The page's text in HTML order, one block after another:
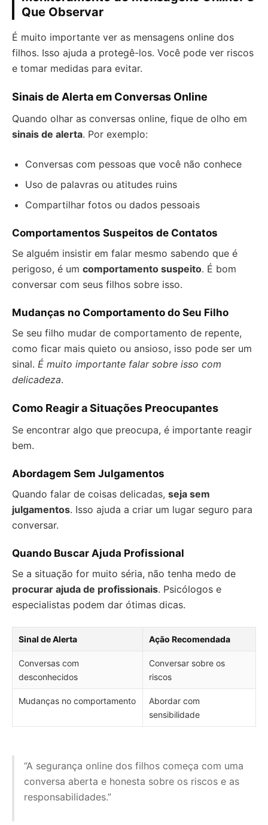
Que Observar
É muito importante ver as mensagens online dos
filhos. Isso ajuda a protegê-los. Você pode ver riscos
e tomar medidas para evitar.
Sinais de Alerta em Conversas Online
Quando olhar as conversas online, fique de olho em
sinais de alerta. Por exemplo:
Conversas com pessoas que você não conhece
Uso de palavras ou atitudes ruins
Compartilhar fotos ou dados pessoais
Comportamentos Suspeitos de Contatos
Se alguém insistir em falar mesmo sabendo que é
perigoso, é um comportamento suspeito. É bom
conversar com seus filhos sobre isso.
Mudanças no Comportamento do Seu Filho
Se seu filho mudar de comportamento de repente,
como ficar mais quieto ou ansioso, isso pode ser um
sinal. É muito importante falar sobre isso com
delicadeza.
Como Reagir a Situações Preocupantes
Se encontrar algo que preocupa, é importante reagir
bem.
Abordagem Sem Julgamentos
Quando falar de coisas delicadas, seja sem
julgamentos. Isso ajuda a criar um lugar seguro para
conversar.
Quando Buscar Ajuda Profissional
Se a situação for muito séria, não tenha medo de
procurar ajuda de profissionais. Psicólogos e
especialistas podem dar ótimas dicas.
Sinal de Alerta Ação Recomendada
Conversas com
desconhecidos
Conversar sobre os
riscos
Mudanças no comportamento
Abordar com
sensibilidade
“A segurança online dos filhos começa com uma
conversa aberta e honesta sobre os riscos e as
responsabilidades.”